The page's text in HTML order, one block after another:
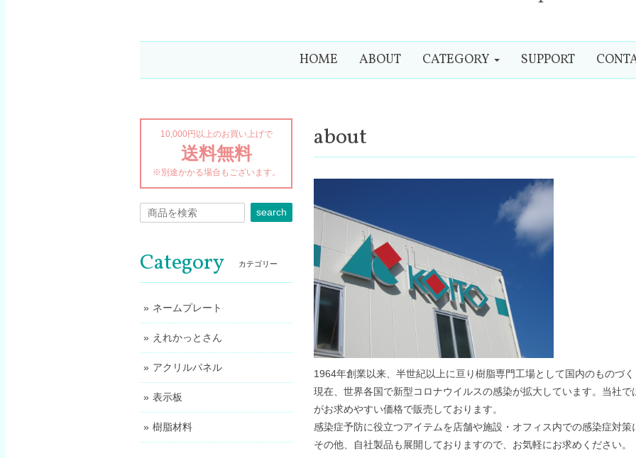
HOME ABOUT CATEGORY SUPPORT
about
1964年創業以来、半世紀以上に亘り樹脂専門工場として国内のものづ
現在、世界各国で新型コロナウイルスの感染が拡大しています。当社
がお求めやすい価格で販売しております。
感染症予防に役立つアイテムを店舗や施設・オフィス内での感染症対
その他、自社製品も展開しておりますので、お気軽にお求めください。
10,000円以上のお買い上げで
送料無料
※別途かかる場合もございます。
search
Category カテゴリー
ネームプレート
えれかっとさん
アクリルパネル
表示板
樹脂材料